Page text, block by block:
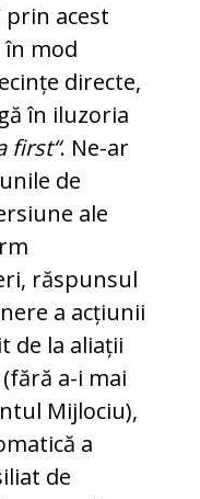
prin acest
mod
directe,
în iluzoria
first“. Ne-ar
de
ale
răspunsul
a acțiunii
de la aliații
a-i mai
Mijlociu),
a
de